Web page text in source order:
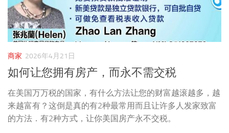
商家 2026年4月21日
如何让您拥有房产，而永不需交税
在美国万万税的国家，有什么方法让您的财富越滚越多，越
来越富有？这倒是真的有2种最常用而且让许多人发家致富
的方法．有2种方式，让你美国房产永不交税。